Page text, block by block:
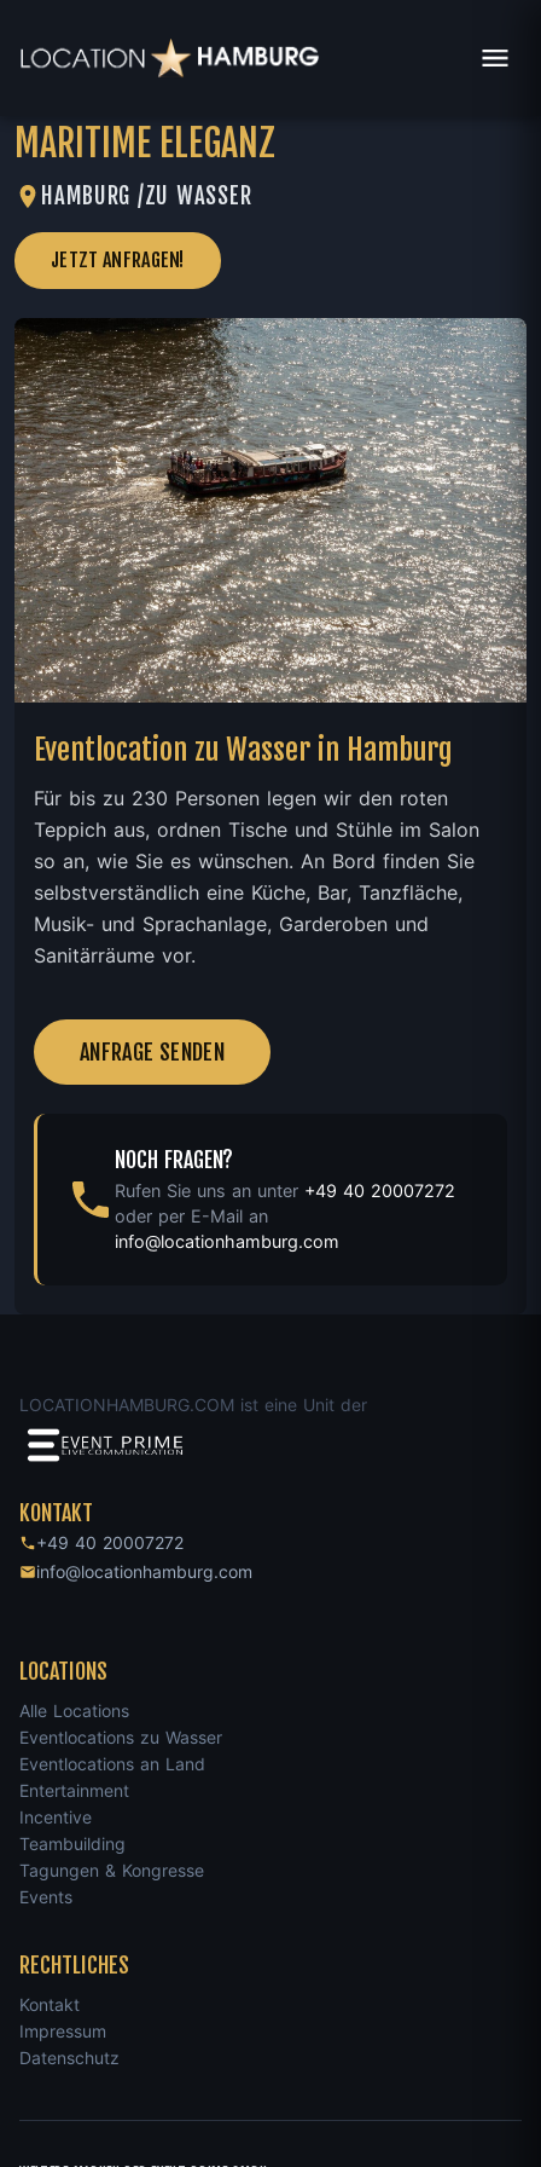
MARITIME ELEGANZ
HAMBURG /ZU WASSER
JETZT ANFRAGEN!
Eventlocation zu Wasser in Hamburg
Für bis zu 230 Personen legen wir den roten
Teppich aus, ordnen Tische und Stühle im Salon
so an, wie Sie es wünschen. An Bord finden Sie
selbstverständlich eine Küche, Bar, Tanzfläche,
Musik- und Sprachanlage, Garderoben und
Sanitärräume vor.
ANFRAGE SENDEN
NOCH FRAGEN?
Rufen Sie uns an unter +49 40 20007272
oder per E-Mail an
info@locationhamburg.com
LOCATIONHAMBURG.COM ist eine Unit der
KONTAKT
+49 40 20007272
info@locationhamburg.com
LOCATIONS
Alle Locations
Eventlocations zu Wasser
Eventlocations an Land
Entertainment
Incentive
Teambuilding
Tagungen & Kongresse
Events
RECHTLICHES
Kontakt
Impressum
Datenschutz